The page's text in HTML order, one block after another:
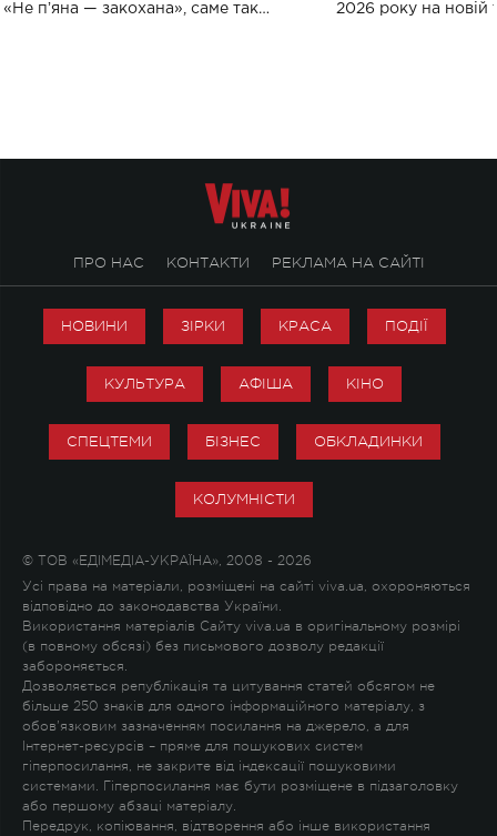
«Не пʼяна — закохана», саме так
2026 року на новій
ПРО НАС КОНТАКТИ РЕКЛАМА НА САЙТІ
НОВИНИ ЗІРКИ КРАСА ПОДІЇ
КУЛЬТУРА АФІША КІНО
СПЕЦТЕМИ БІЗНЕС ОБКЛАДИНКИ
КОЛУМНІСТИ
© ТОВ «ЕДІМЕДІА-УКРАЇНА», 2008 - 2026
Усі права на матеріали, розміщені на сайті viva.ua, охороняються
відповідно до законодавства України.
Використання матеріалів Сайту viva.ua в оригінальному розмірі
(в повному обсязі) без письмового дозволу редакції
забороняється.
Дозволяється републікація та цитування статей обсягом не
більше 250 знаків для одного інформаційного матеріалу, з
обов'язковим зазначенням посилання на джерело, а для
Інтернет-ресурсів – пряме для пошукових систем
гіперпосилання, не закрите від індексації пошуковими
системами. Гіперпосилання має бути розміщене в підзаголовку
або першому абзаці матеріалу.
Передрук, копіювання, відтворення або інше використання